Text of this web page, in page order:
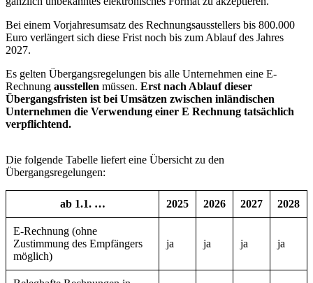
Bei einem Vorjahresumsatz des Rechnungsausstellers bis 800.000
Euro verlängert sich diese Frist noch bis zum Ablauf des Jahres
2027.
Es gelten Übergangsregelungen bis alle Unternehmen eine E-
Rechnung ausstellen müssen. Erst nach Ablauf dieser
Übergangsfristen ist bei Umsätzen zwischen inländischen
Unternehmen die Verwendung einer E Rechnung tatsächlich
verpflichtend.
Die folgende Tabelle liefert eine Übersicht zu den
Übergangsregelungen:
ab 1.1. … 2025 2026 2027 2028
E-Rechnung (ohne
Zustimmung des Empfängers
möglich)
ja ja ja ja